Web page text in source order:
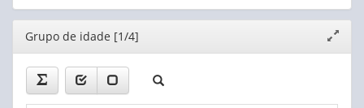
Editor
janela
Grupo de idade [1/4]